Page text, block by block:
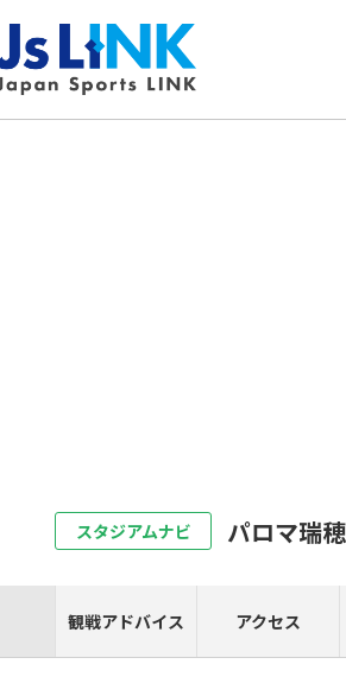
スタジアムナビ パロマ瑞
観戦アドバイス アクセス